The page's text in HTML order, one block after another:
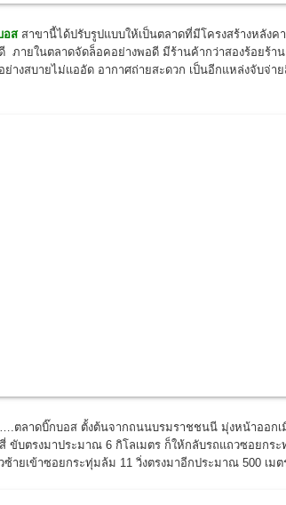
อสสาขานี้ได้ปรับรูปแบบให้เป็นตลาดที่มีโครงสร้างหลัง
ภายในตลาดจัดล็อคอย่างพอดี มีร้านค้ากว่าสองร้อยร้าน
ย่างสบายไม่แออัด อากาศถ่ายสะดวก เป็นอีกแหล่งจับจ่
ตลาดบิ๊กบอส ตั้งต้นจากถนนบรมราชชนนี มุ่งหน้าออกเมื
บตรงมาประมาณ 6 กิโลเมตร ก็ให้กลับรถแถวซอยกระ
ซ้ายเข้าซอยกระทุ่มล้ม 11 วิ่งตรงมาอีกประมาณ 500 เม